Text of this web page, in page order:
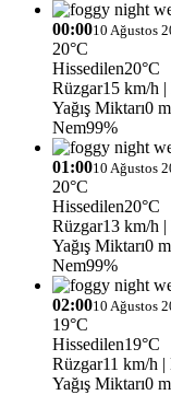
00:0010 Ağustos
20°C
Hissedilen20°C
Rüzgar15 km/h
Yağış Miktarı0
Nem99%
01:0010 Ağustos
20°C
Hissedilen20°C
Rüzgar13 km/h
Yağış Miktarı0
Nem99%
02:0010 Ağustos
19°C
Hissedilen19°C
Rüzgar11 km/h |
Yağış Miktarı0